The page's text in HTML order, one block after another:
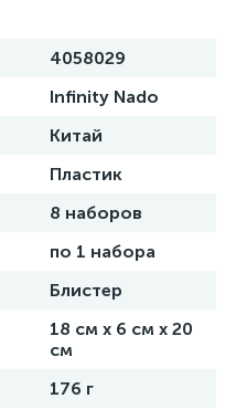
4058029
Infinity Nado
Китай
Пластик
8 наборов
по 1 набора
Блистер
18 см х 6 см х 20
см
176 г